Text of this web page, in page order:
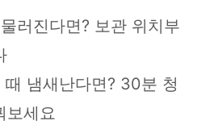
러진다면? 보관 위치부
때 냄새난다면? 30분 청
보세요